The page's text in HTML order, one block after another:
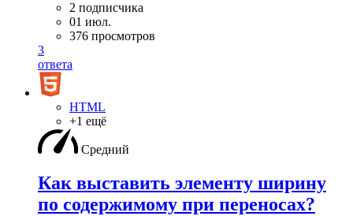
2 подписчика
01 июл.
376 просмотров
3
ответа
HTML
+1 ещё
Средний
Как выставить элементу ширину
по содержимому при переносах?